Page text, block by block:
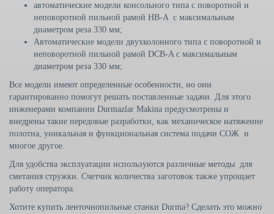
автоматические модели консольного типа с поворотной и
неповоротной пильной рамой HB-A с максимальным
диаметром реза 330 мм;
Автоматические модели двухколонного типа с поворотной и
неповоротной пильной рамой DCB-A с максимальным
диаметром реза 330 мм;
Все модели имеют определенные особенности, но они
гарантированно помогут решать поставленные задачи. Для этого
инженерами компании Durmazlar Makina предусмотрены и
внедрены такие передовые разработки, как механическое натяжение
полотна, уникальная и функциональная система подачи СОЖ и
многое другое.
Для удобства эксплуатации используются различные методы для
сметания стружки. Счетчик количества заготовок также упрощает
работу оператора.
Хотите купить ленточнопильные станки Durma? Сделать это можно